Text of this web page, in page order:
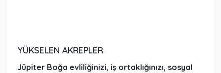
YÜKSELEN AKREPLER
Jüpiter Boğa evliliğinizi, iş ortaklığınızı, sosyal